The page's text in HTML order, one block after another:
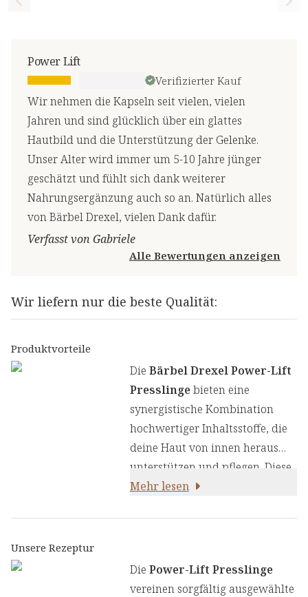
Previous slide
Power Lift
Verifizierter Kauf
Wir nehmen die Kapseln seit vielen, vielen
Jahren und sind glücklich über ein glattes
Hautbild und die Unterstützung der Gelenke.
Unser Alter wird immer um 5-10 Jahre jünger
geschätzt und fühlt sich dank weiterer
Nahrungsergänzung auch so an. Natürlich alles
von Bärbel Drexel, vielen Dank dafür.
Verfasst von Gabriele
Alle Bewertungen anzeigen
Wir liefern nur die beste Qualität:
Produktvorteile
Die Bärbel Drexel Power-Lift
Presslingebieten eine
synergistische Kombination
hochwertiger Inhaltsstoffe, die
deine Haut von innen heraus
unterstützen und pflegen. Diese
spezielle Rezeptur enthält
gesunde Hautfunktion beiträgt.
Mehr lesen
Unsere Rezeptur
Die Power-Lift Presslinge
vereinen sorgfältig ausgewählte